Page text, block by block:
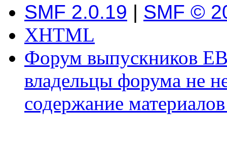
SMF 2.0.19 | SMF ©
XHTML
Форум выпускников
владельцы форума не
содержание